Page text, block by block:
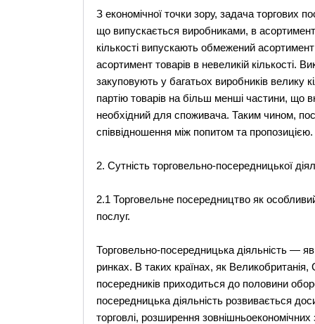
З економічної точки зору, задача торгових
що випускається виробниками, в
кількості випускають обмежений
асортимент товарів в невеликій кількості.
закуповують у багатьох виробників велику
партію товарів на більш менші частини, що
необхідний для споживача. Таким чином,
співвідношення між попитом та пропозицією.
2. Сутність торговельно-посередницької
2.1 Торговельне посередництво як
послуг.
Торговельно-посередницька діяльність —
ринках. В таких країнах, як
посередників приходиться до половини
посередницька діяльність розвивається
торговлі, розширення зовнішньоекономічних